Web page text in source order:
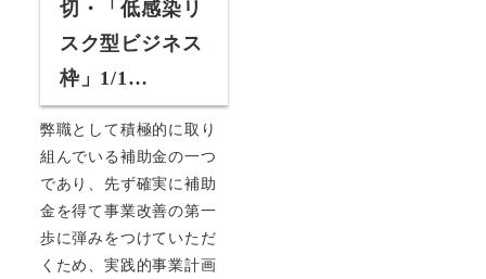
切・「低感染リ
スク型ビジネス
枠」1/1…
弊職として積極的に取り
組んでいる補助金の一つ
であり、先ず確実に補助
金を得て事業改善の第一
歩に弾みをつけていただ
くため、実践的事業計画